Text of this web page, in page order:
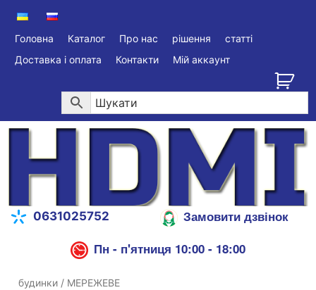
Головна Каталог Про нас рішення
статті
Доставка і оплата
Контакти Мій аккаунт
0631025752
Замовити дзвінок
Пн - п'ятниця 10:00 - 18:00
будинки / МЕРЕЖЕВЕ